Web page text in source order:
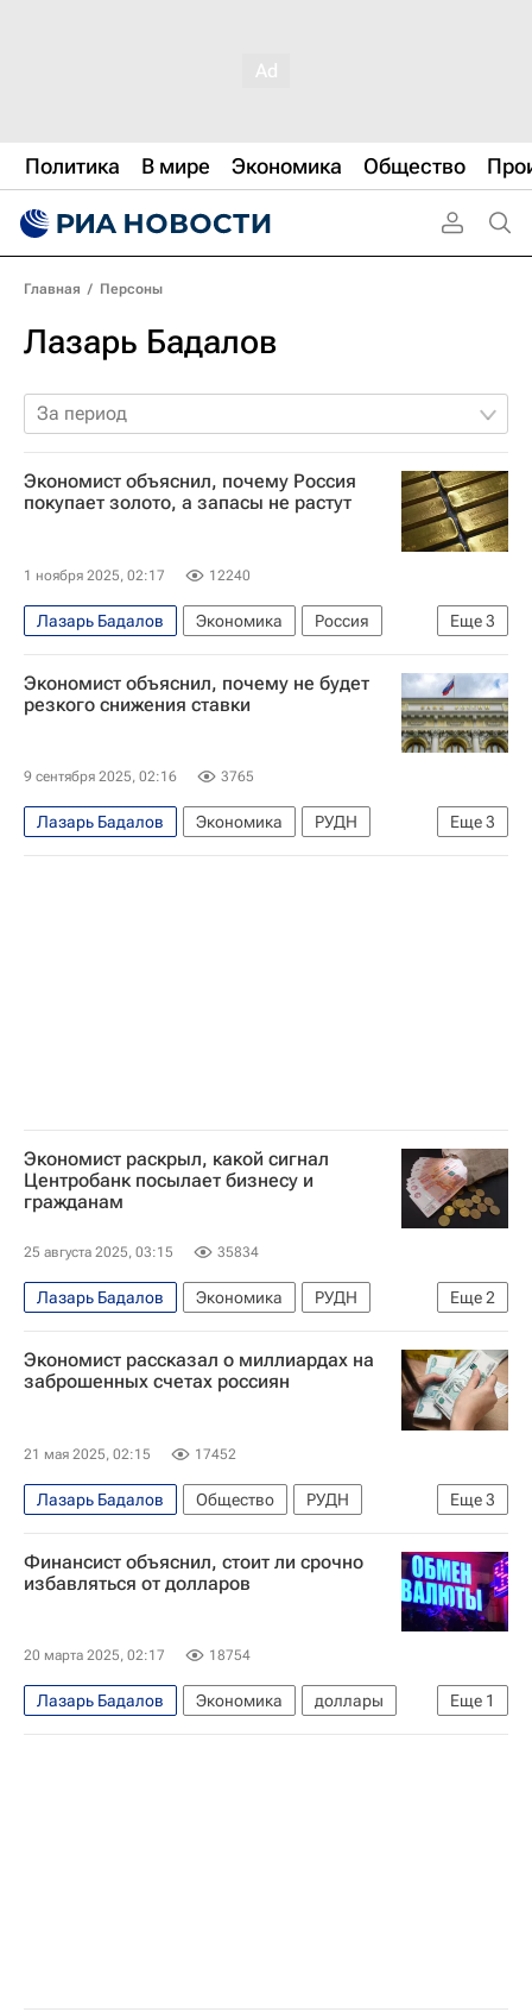
Политика В мире Экономика Общество
Главная / Персоны
Лазарь Бадалов
За период
Экономист объяснил, почему Россия
покупает золото, а запасы не растут
1 ноября 2025, 02:17 12240
Еще3
Лазарь Бадалов Экономика
Россия
Центральный Банк РФ (ЦБ РФ)
РУДН
Золото
Экономист объяснил, почему не будет
резкого снижения ставки
9 сентября 2025, 02:16 3765
Еще3
Лазарь Бадалов Экономика
РУДН
Центральный Банк РФ (ЦБ РФ)
Россия
Экономист раскрыл, какой сигнал
Центробанк посылает бизнесу и
гражданам
25 августа 2025, 03:15 35834
Еще2
Лазарь Бадалов Экономика
РУДН
Рубль
Центральный Банк РФ (ЦБ РФ)
Экономист рассказал о миллиардах на
заброшенных счетах россиян
21 мая 2025, 02:15 17452
Еще3
Лазарь Бадалов Общество
РУДН
Федеральная налоговая служба (ФНС России)
Деньги
Россия
Финансист объяснил, стоит ли срочно
избавляться от долларов
20 марта 2025, 02:17 18754
Еще 1
Лазарь Бадалов Экономика
доллары
Доллар